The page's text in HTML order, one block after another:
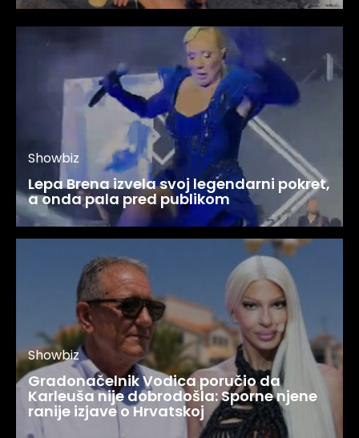
Showbiz
Lepa Brena izvela svoj legendarni pokret,
a onda pala pred publikom
Showbiz
Gradonačelnik Vodica poručio da
Karleuša nije dobrodošla: Sporne njene
ranije izjave o Hrvatskoj